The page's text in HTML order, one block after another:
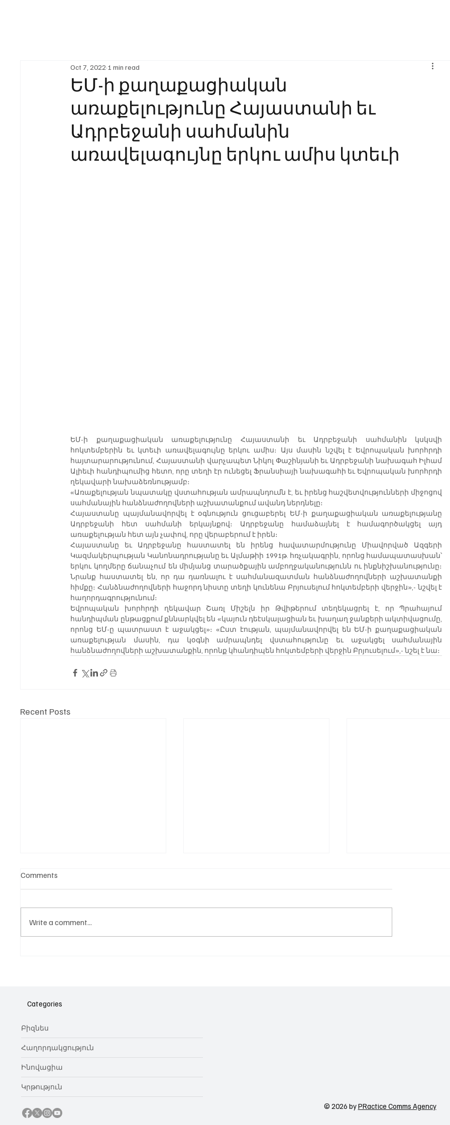
ԵՄ-ի քաղաքացիական
առաքելությունը Հայաստանի եւ
Ադրբեջանի սահմանին
առավելագույնը երկու ամիս կտեւի
Oct 7, 2022 1 min read
ԵՄ-ի քաղաքացիական առաքելությունը Հայաստանի եւ Ադրբեջանի սահմանին կսկսվի
հոկտեմբերին եւ կտեւի առավելագույնը երկու ամիս։ Այս մասին նշվել է Եվրոպական խորհրդի
հայտարարությունում, Հայաստանի վարչապետ Նիկոլ Փաշինյանի եւ Ադրբեջանի նախագահ Իլհամ
Ալիեւի հանդիպումից հետո, որը տեղի էր ունեցել Ֆրանսիայի նախագահի եւ Եվրոպական խորհրդի
ղեկավարի նախաձեռնությամբ։
«Առաքելության նպատակը վստահության ամրապնդումն է, եւ իրենց հաշվետվությունների միջոցով
սահմանային հանձնաժողովների աշխատանքում ավանդ ներդնելը։
Հայաստանը պայմանավորվել է օգնություն ցուցաբերել ԵՄ-ի քաղաքացիական առաքելությանը
Ադրբեջանի հետ սահմանի երկայնքով։ Ադրբեջանը համաձայնել է համագործակցել այդ
առաքելության հետ այն չափով, որը վերաբերում է իրեն։
Հայաստանը եւ Ադրբեջանը հաստատել են իրենց հավատարմությունը Միավորված Ազգերի
Կազմակերպության Կանոնադրությանը եւ Ալմաթիի 1991թ. հռչակագրին, որոնց համապատասխան՝
երկու կողմերը ճանաչում են միմյանց տարածքային ամբողջականությունն ու ինքնիշխանությունը։
Նրանք հաստատել են, որ դա դառնալու է սահմանազատման հանձնաժողովների աշխատանքի
հիմքը։ Հանձնաժողովների հաջորդ նիստը տեղի կունենա Բրյուսելում հոկտեմբերի վերջին»,- նշվել է
հաղորդագրությունում։
Եվրոպական խորհրդի ղեկավար Շառլ Միշելն իր Թվիթերում տեղեկացրել է, որ Պրահայում
հանդիպման ընթացքում քննարկվել են «կայուն դեէսկալացիան եւ խաղաղ ջանքերի ակտիվացումը,
որոնց ԵՄ-ը պատրաստ է աջակցել»։ «Ըստ էության, պայմանավորվել են ԵՄ-ի քաղաքացիական
առաքելության մասին, դա կօգնի ամրապնդել վստահությունը եւ աջակցել սահմանային
հանձնաժողովների աշխատանքին, որոնք կհանդիպեն հոկտեմբերի վերջին Բրյուսելում»,- նշել է նա։
Recent Posts
Comments
Write a comment...
Categories
Բիզնես
Հաղորդակցություն
Ինովացիա
Կրթություն
© 2026 byPRactice Comms Agency